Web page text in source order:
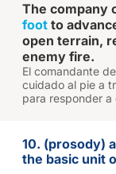
The company
foot to
open terrain,
enemy fire.
El comandante
cuidado al pie a
para responder
10. (prosody)
the basic unit